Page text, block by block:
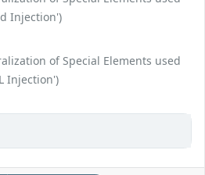
Injection')
of Special Elements used
Injection')